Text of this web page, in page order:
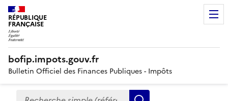
RÉPUBLIQUE
FRANÇAISE
bofip.impots.gouv.fr
Bulletin Officiel des Finances Publiques - Impôts
Formulaire
Recherche simple (références, mots clés, partie du